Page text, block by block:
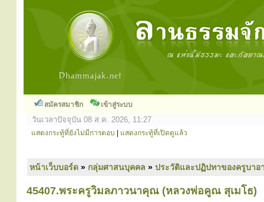
สมัครสมาชิก เข้าสู่ระบบ
วันเวลาปัจจุบัน 08 ส.ค. 2026, 11:27
แสดงกระทู้ที่ยังไม่มีการตอบ แสดงกระทู้ที่เปิดดูแล้ว
หน้าเว็บบอร์ด » กลุ่มศาสนบุคคล » ประวัติและปฏิปทาของครูบาอ
45407.พระครูวิมลภาวนาคุณ (หลวงพ่อคูณ สุเมโธ)